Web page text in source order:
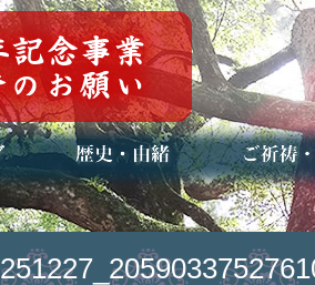
) 歴史・ご祭神
年中行事
メディア掲載 ご祈祷・
安産祈願
初宮参り
七五三詣
長寿のお
神前結婚式
厄祓い・方
車のお祓い
地鎮祭
神葬祭（